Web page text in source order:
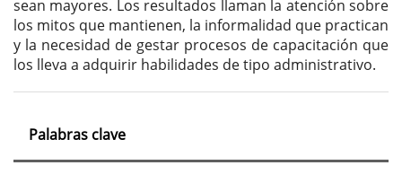
sean mayores. Los resultados llaman la atención sobre
los mitos que mantienen, la informalidad que practican
y la necesidad de gestar procesos de capacitación que
los lleva a adquirir habilidades de tipo administrativo.
Palabras clave